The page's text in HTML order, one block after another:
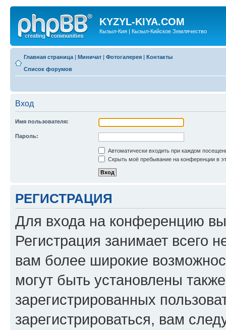
KYZYL-KIYA.COM
Кызыл-Кия | Кызыл-Кийское Землячество
Главная страница | Миничат | Фотогалерея | Контакты
Список форумов
Вход
Имя пользователя:
Пароль:
Автоматически входить при каждом
Скрыть моё пребывание на конференции в
РЕГИСТРАЦИЯ
Для входа на конференцию
Регистрация занимает всего
вам более широкие
могут быть установлены
зарегистрированных
зарегистрироваться, вам